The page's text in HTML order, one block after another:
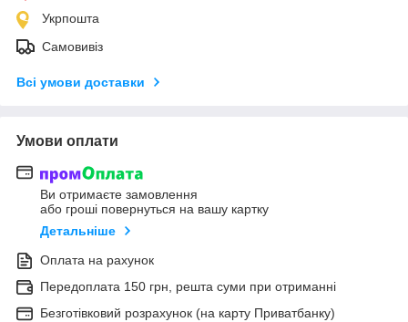
Укрпошта
Самовивіз
Всі умови доставки
Умови оплати
Ви отримаєте замовлення
або гроші повернуться на вашу картку
Детальніше
Оплата на рахунок
Передоплата 150 грн, решта суми при отриманні
Безготівковий розрахунок (на карту Приватбанку)